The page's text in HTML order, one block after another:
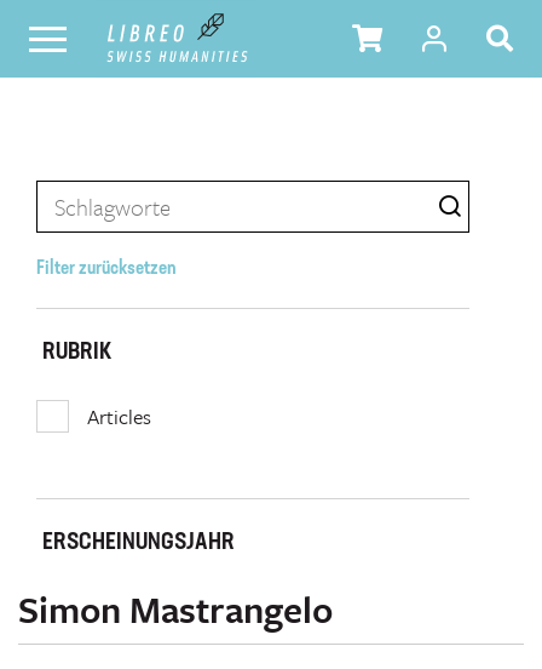
Filter zurücksetzen
RUBRIK
Articles
ERSCHEINUNGSJAHR
Simon Mastrangelo